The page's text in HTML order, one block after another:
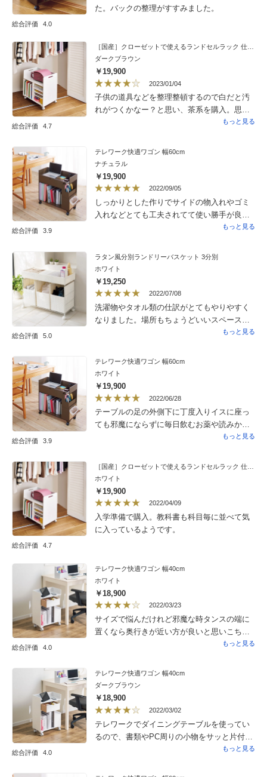
総合評価 4.0
た。バックの整理がすすみました。
総合評価 4.7
［国産］クローゼットで使えるランドセルラック 仕切りありタイプ
ダークブラウン
￥19,900
2023/01/04
子供の道具などを整理整頓するので白だと汚
れがつくかなー？と思い、茶系を購入。思っ
たより色が暗かったけど、これで子供の学校
もっと見る
総合評価 3.9
テレワーク快適ワゴン 幅60cm
ナチュラル
￥19,900
2022/09/05
しっかりとした作りでサイドの物入れやゴミ
入れなどとても工夫されてて使い勝手が良い
です。また本立てもかなりの容量なのでいつ
て便利でした、ノートパソコンも置けたので
仕事中このワゴンがあるれば、あちこちしな
いですんで効率が上がります。
もっと見る
総合評価 5.0
ラタン風分別ランドリーバスケット 3分別
ホワイト
￥19,250
2022/07/08
洗濯物やタオル類の仕訳がとてもやりやすく
なりました。場所もちょうどいいスペースに
収まり、見た目も、清潔感も高まりました。
もっと見る
総合評価 3.9
テレワーク快適ワゴン 幅60cm
ホワイト
￥19,900
2022/06/28
テーブルの足の外側下に丁度入りイスに座っ
ても邪魔にならずに毎日飲むお薬や読みかけ
の雑誌の置き場所にピッタリで引き出しやよ
位置で便利です。４人がけのテーブルを6人で
使う時には壁に寄せて裏側にすればゴチャゴ
チャも見えずにスッキリとします。
もっと見る
総合評価 4.7
［国産］クローゼットで使えるランドセルラック 仕切りありタイプ
ホワイト
￥19,900
2022/04/09
入学準備で購入。教科書も科目毎に並べて気
に入っているようです。
総合評価 4.0
テレワーク快適ワゴン 幅40cm
ホワイト
￥18,900
2022/03/23
サイズで悩んだけれど邪魔な時タンスの端に
置くなら奥行きが近い方が良いと思いこちら
にしました。 まぁ結果オーライかなぁ？
気になるとしたらコンセント位置 抜き差し
しやすい位置ではなく今時USB接続も多いの
でアダプターも使い辛い 延長コードを使っ
ても棚に置ける物が限られてしまうのでせめ
て中央なら良かったと思います。
もっと見る
総合評価 4.0
テレワーク快適ワゴン 幅40cm
ダークブラウン
￥18,900
2022/03/02
テレワークでダイニングテーブルを使ってい
るので、書類やPC周りの小物をサッと片付け
るために活用しています。もう少しお値段が
もっと見る